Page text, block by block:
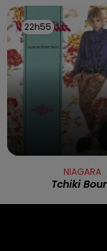
22h55
22h55
NIAGARA
Tchiki